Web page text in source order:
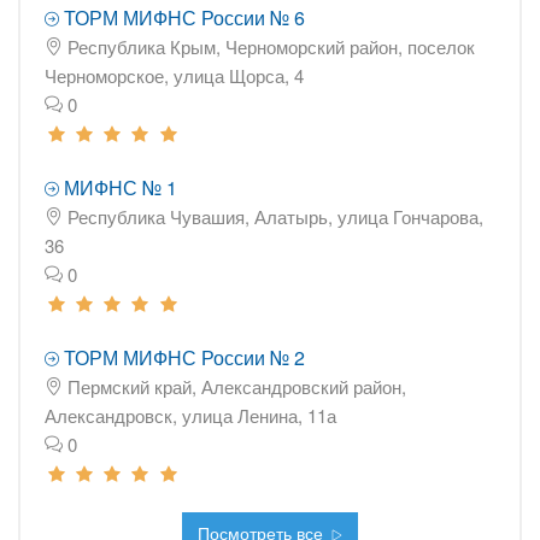
ТОРМ МИФНС России № 6
Республика Крым, Черноморский район, поселок
Черноморское, улица Щорса, 4
0
МИФНС № 1
Республика Чувашия, Алатырь, улица Гончарова,
36
0
ТОРМ МИФНС России № 2
Пермский край, Александровский район,
Александровск, улица Ленина, 11а
0
Посмотреть все